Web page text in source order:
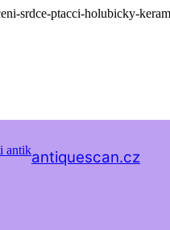
antiquescan.cz